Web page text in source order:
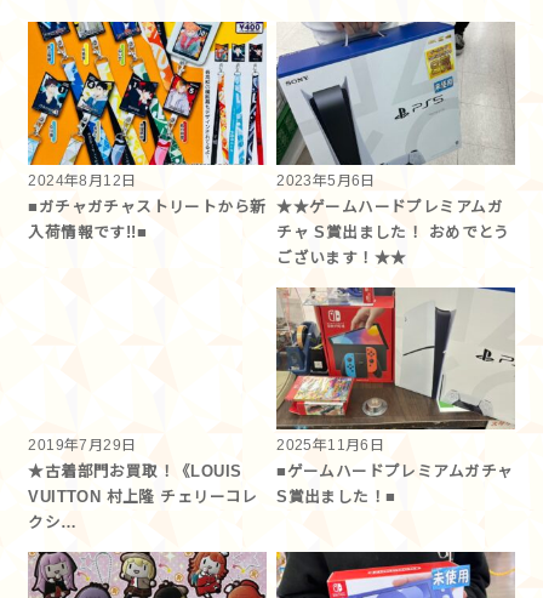
2024年8月12日
■ガチャガチャストリートから新
入荷情報です!!■
2023年5月6日
★★ゲームハードプレミアムガ
チャ S賞出ました！ おめでとう
ございます！★★
2019年7月29日
★古着部門お買取！《LOUIS
VUITTON 村上隆 チェリーコレ
クシ…
2025年11月6日
■ゲームハードプレミアムガチャ
S賞出ました！■